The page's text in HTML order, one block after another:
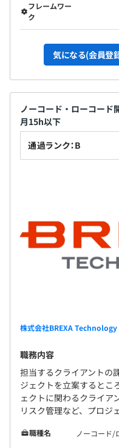
フレームワー
ク
気になる(会員登
ノーコード・ローコー
月15h以下
通過ランク：B
株式会社BREXA Technology
職務内容
担当するクライアントの
ジェクトを立案するとこ
ェクトに関わるクライア
リスク管理など、プロジ
職種名
ノーコード/